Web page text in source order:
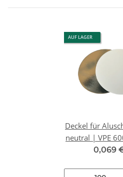
AUF LAGER
Deckel für
neutral | VPE
0,069